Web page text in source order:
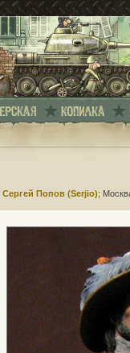
Сергей Попов (Serjio);